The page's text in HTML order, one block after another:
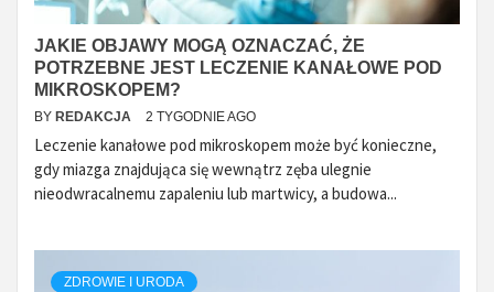
JAKIE OBJAWY MOGĄ OZNACZAĆ, ŻE
POTRZEBNE JEST LECZENIE KANAŁOWE POD
MIKROSKOPEM?
BY REDAKCJA 2 TYGODNIE AGO
Leczenie kanałowe pod mikroskopem może być konieczne,
gdy miazga znajdująca się wewnątrz zęba ulegnie
nieodwracalnemu zapaleniu lub martwicy, a budowa...
ZDROWIE I URODA